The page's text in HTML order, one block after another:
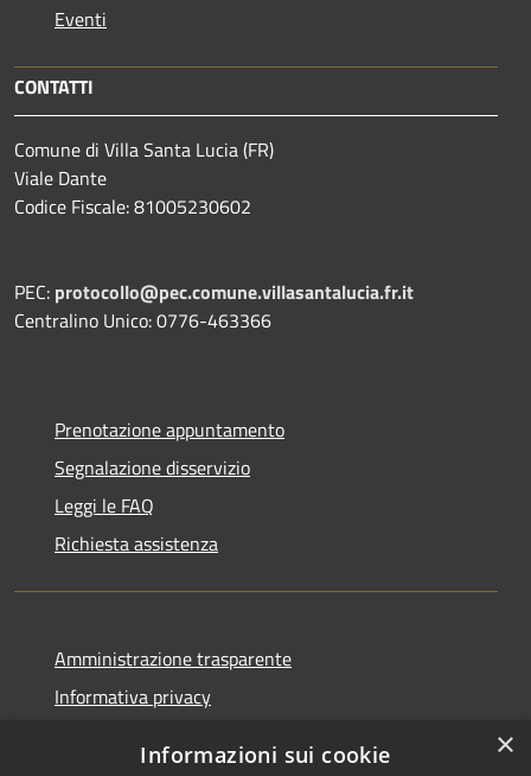
Eventi
CONTATTI
Comune di Villa Santa Lucia (FR)
Viale Dante
Codice Fiscale: 81005230602
PEC: protocollo@pec.comune.villasantalucia.fr.it
Centralino Unico: 0776-463366
Prenotazione appuntamento
Segnalazione disservizio
Leggi le FAQ
Richiesta assistenza
Amministrazione trasparente
Informativa privacy
×
Informazioni sui cookie